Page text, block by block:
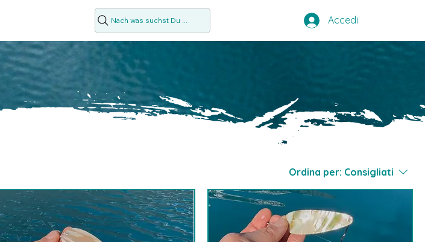
Nach was suchst Du ... Accedi
Ordina per: Consigliati